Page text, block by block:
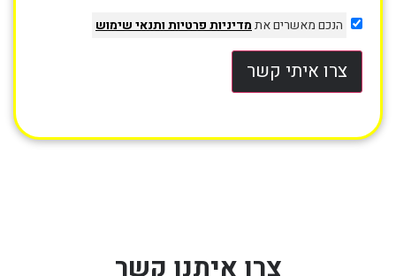
הנכם מאשרים אתמדיניות פרטיותותנאי שימוש
צרו איתי קשר